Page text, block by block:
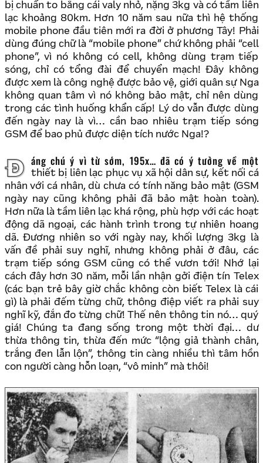
bị chuẩn to bằng cái valy nhỏ, nặng 3kg và có tầm liên
lạc khoảng 80km. Hơn 10 năm sau nữa thì hệ thống
mobile phone đầu tiên mới ra đời ở phương Tây! Phải
dùng đúng chữ là “mobile phone” chứ không phải “cell
phone”, vì nó không có cell, không dùng trạm tiếp
sóng, chỉ có tổng đài để chuyển mạch! Đây không
được xem là công nghệ được bảo vệ, giới quân sự Nga
không quan tâm vì nó không bảo mật, chỉ nên dùng
trong các tình huống khẩn cấp! Lý do vẫn được dùng
đến ngày nay là vì… cần bao nhiêu trạm tiếp sóng
GSM để bao phủ được diện tích nước Nga!?
Đáng chú ý vì từ sớm, 195x… đã có ý tưởng về một
thiết bị liên lạc phục vụ xã hội dân sự, kết nối cá
nhân với cá nhân, dù chưa có tính năng bảo mật (GSM
ngày nay cũng không phải đã bảo mật hoàn toàn).
Hơn nữa là tầm liên lạc khá rộng, phù hợp với các hoạt
động dã ngoại, các hành trình trong tự nhiên hoang
dã. Đương nhiên so với ngày nay, khối lượng 3kg là
vấn đề phải suy nghĩ, nhưng không phải ở đâu, các
trạm tiếp sóng GSM cũng có thể vươn tới! Nhớ lại
cách đây hơn 30 năm, mỗi lần nhận gởi điện tín Telex
(các bạn trẻ bây giờ chắc không còn biết Telex là cái
gì) là phải đếm từng chữ, thông điệp viết ra phải suy
nghĩ kỹ, đắn đo từng chữ! Thế nên thông tin nó… quý
giá! Chúng ta đang sống trong một thời đại… dư
thừa thông tin, thừa đến mức “lộng giả thành chân,
trắng đen lẫn lộn”, thông tin càng nhiều thì tâm hồn
con người càng hỗn loạn, “vô minh” mà thôi!